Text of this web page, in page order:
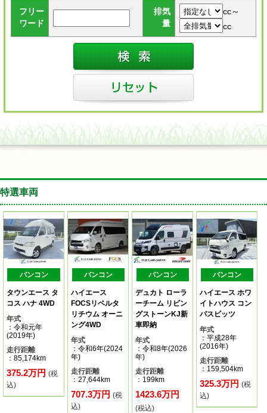
フリー
ワード
排気
量
cc～
cc
特選車両
バンコン
タウンエース タ
コス ハナ 4WD
年式
：令和元年
(2019年)
走行距離
：85,174km
375.2万円 (税
込)
バンコン
ハイエース
FOCSリベルタ
リチウム オーニ
ング4WD
年式
：令和6年(2024
年)
走行距離
：27,644km
707.3万円(税
込)
バンコン
デュカト ローラ
ーチーム リビン
グストーンKJ新
車即納
年式
：令和8年(2026
年)
走行距離
：199km
1423.6万円
(税込)
バンコン
ハイエース ホワ
イトハウス コン
パスビッツ
年式
：平成28年
(2016年)
走行距離
：159,504km
325.3万円(税
込)